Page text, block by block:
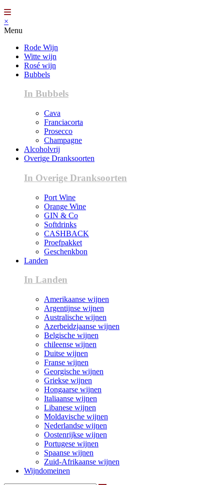
×
Menu
Rode Wijn
Witte wijn
Rosé wijn
Bubbels
In Bubbels
Cava
Franciacorta
Prosecco
Champagne
Alcoholvrij
Overige Dranksoorten
In Overige Dranksoorten
Port Wine
Orange Wine
GIN & Co
Softdrinks
CASHBACK
Proefpakket
Geschenkbon
Landen
In Landen
Amerikaanse wijnen
Argentijnse wijnen
Australische wijnen
Azerbeidzjaanse wijnen
Belgische wijnen
chileense wijnen
Duitse wijnen
Franse wijnen
Georgische wijnen
Griekse wijnen
Hongaarse wijnen
Italiaanse wijnen
Libanese wijnen
Moldavische wijnen
Nederlandse wijnen
Oostenrijkse wijnen
Portugese wijnen
Spaanse wijnen
Zuid-Afrikaanse wijnen
Wijndomeinen